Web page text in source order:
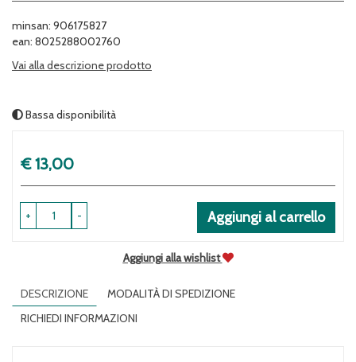
minsan: 906175827
ean: 8025288002760
Vai alla descrizione prodotto
Bassa disponibilità
Prezzo
€ 13,00
-
+ Aggiungi al carrello
Aggiungi alla wishlist
DESCRIZIONE
MODALITÀ DI SPEDIZIONE
RICHIEDI INFORMAZIONI